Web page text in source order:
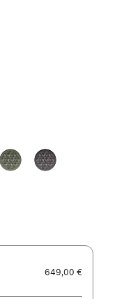
Forêt
Gris
foncé
649,00 €